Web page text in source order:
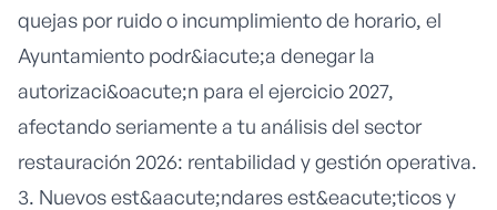
quejas por ruido o incumplimiento de horario, el
Ayuntamiento podr&iacute;a denegar la
autorizaci&oacute;n para el ejercicio 2027,
afectando seriamente a tu análisis del sector
restauración 2026: rentabilidad y gestión operativa.
3. Nuevos est&aacute;ndares est&eacute;ticos y